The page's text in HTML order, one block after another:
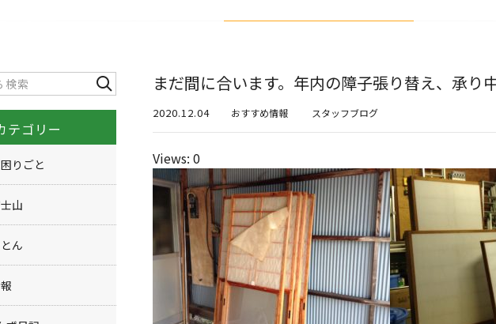
まだ間に合います。年内の障子張り替え、承り
2020.12.04 おすすめ情報 スタッフブログ
Views: 0
テゴリー
りごと
山
ん